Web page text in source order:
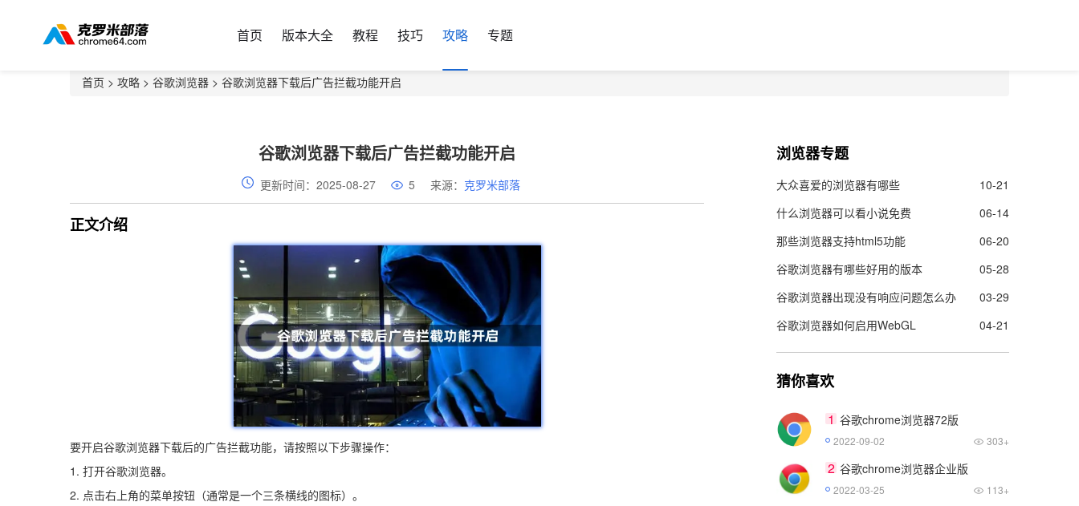
首页 版本大全 教程 技巧 攻略 专题
首页 > 攻略 > 谷歌浏览器 > 谷歌浏览器下载后广告拦截功能开启
谷歌浏览器下载后广告拦截功能开启
更新时间：2025-08-27 5 来源： 克罗米部落
正文介绍
要开启谷歌浏览器下载后的广告拦截功能，请按照以下步骤操作：
1. 打开谷歌浏览器。
2. 点击右上角的菜单按钮（通常是一个三条横线的图标）。
浏览器专题
大众喜爱的浏览器有哪些
10-21
什么浏览器可以看小说免费
06-14
那些浏览器支持html5功能
06-20
谷歌浏览器有哪些好用的版本
05-28
谷歌浏览器出现没有响应问题怎么办
03-29
谷歌浏览器如何启用WebGL
04-21
猜你喜欢
1 谷歌chrome浏览器72版
2022-09-02 303+
2 谷歌chrome浏览器企业版
2022-03-25 113+